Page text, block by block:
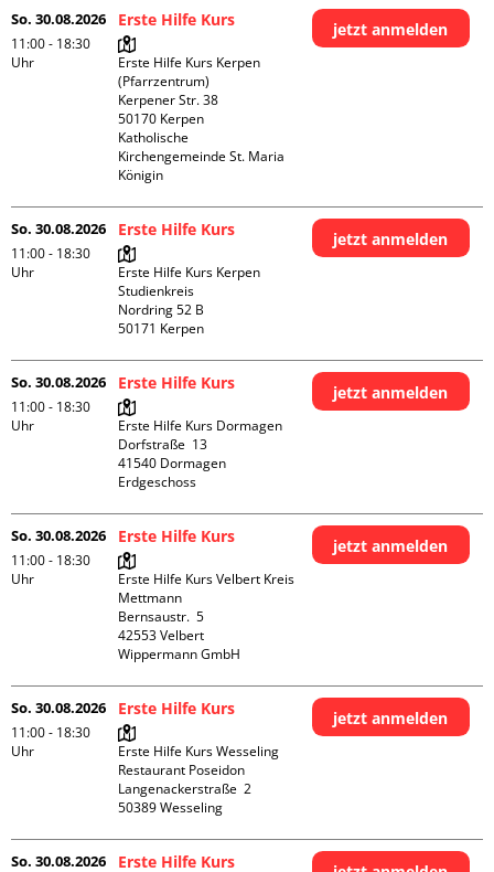
So. 30.08.2026
11:00 - 18:30
Uhr
Erste Hilfe Kurs
Erste Hilfe Kurs Kerpen
(Pfarrzentrum)
Kerpener Str. 38
50170 Kerpen
Katholische
Kirchengemeinde St. Maria
Königin
jetzt anmelden
So. 30.08.2026
11:00 - 18:30
Uhr
Erste Hilfe Kurs
Erste Hilfe Kurs Kerpen
Studienkreis
Nordring 52 B
jetzt anmelden
So. 30.08.2026
11:00 - 18:30
Uhr
Erste Hilfe Kurs
Erste Hilfe Kurs Dormagen
Dorfstraße  13
41540 Dormagen
Erdgeschoss
jetzt anmelden
So. 30.08.2026
11:00 - 18:30
Uhr
Erste Hilfe Kurs
Erste Hilfe Kurs Velbert Kreis
Mettmann
Bernsaustr.  5
42553 Velbert
Wippermann GmbH
jetzt anmelden
So. 30.08.2026
11:00 - 18:30
Uhr
Erste Hilfe Kurs
Erste Hilfe Kurs Wesseling
Restaurant Poseidon
Langenackerstraße  2
jetzt anmelden
So. 30.08.2026 Erste Hilfe Kurs